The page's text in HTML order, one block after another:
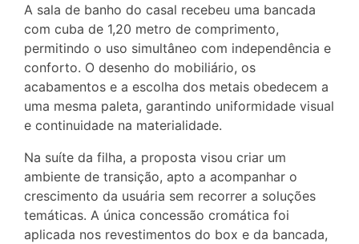
A sala de banho do casal recebeu uma bancada
com cuba de 1,20 metro de comprimento,
permitindo o uso simultâneo com independência e
conforto. O desenho do mobiliário, os
acabamentos e a escolha dos metais obedecem a
uma mesma paleta, garantindo uniformidade visual
e continuidade na materialidade.
Na suíte da filha, a proposta visou criar um
ambiente de transição, apto a acompanhar o
crescimento da usuária sem recorrer a soluções
temáticas. A única concessão cromática foi
aplicada nos revestimentos do box e da bancada,